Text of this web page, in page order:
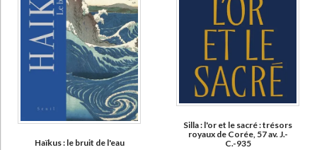
Haïkus : le bruit de l'eau
Silla : l'or et le sacré : trésors
royaux de Corée, 57 av. J.-
C.-935